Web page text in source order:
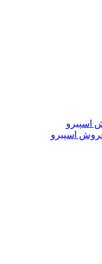
اسپیرو
اسپیرو